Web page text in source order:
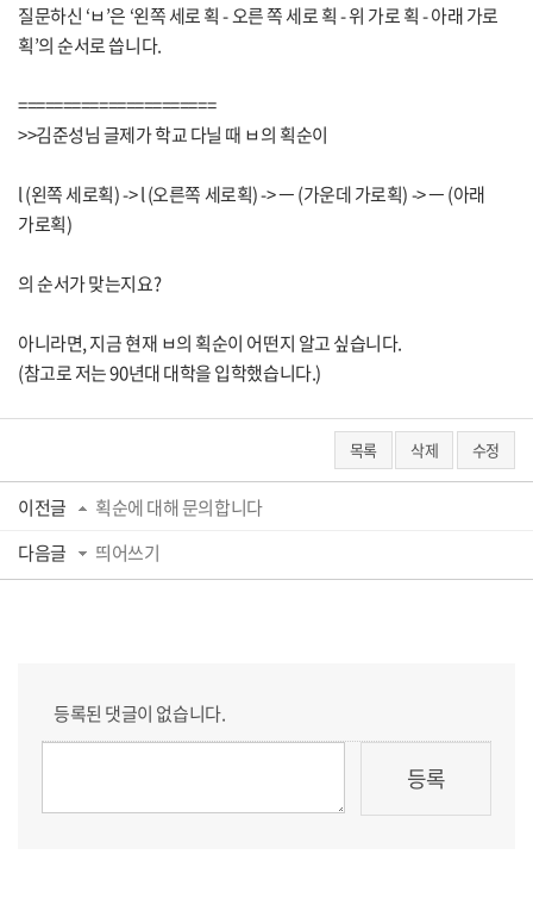
질문하신 ‘ㅂ’은 ‘왼쪽 세로 획 - 오른 쪽 세로 획 - 위 가로 획 - 아래 가로
획’의 순서로 씁니다.
======================
>>김준성님 글제가 학교 다닐 때 ㅂ의 획순이
l (왼쪽 세로획) -> l (오른쪽 세로획) -> ㅡ (가운데 가로획) -> ㅡ (아래
가로획)
의 순서가 맞는지요?
아니라면, 지금 현재 ㅂ의 획순이 어떤지 알고 싶습니다.
(참고로 저는 90년대 대학을 입학했습니다.)
목록 삭제 수정
이전글
획순에 대해 문의합니다
다음글
띄어쓰기
등록된 댓글이 없습니다.